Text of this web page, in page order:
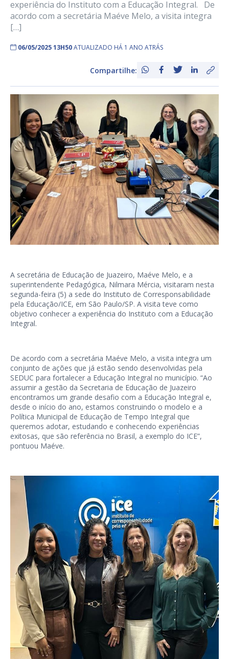
experiência do Instituto com a Educação Integral. De
acordo com a secretária Maéve Melo, a visita integra
[…]
06/05/2025 13H50ATUALIZADO HÁ 1 ANO ATRÁS
Compartilhe:
A secretária de Educação de Juazeiro, Maéve Melo, e a
superintendente Pedagógica, Nilmara Mércia, visitaram nesta
segunda-feira (5) a sede do Instituto de Corresponsabilidade
pela Educação/ICE, em São Paulo/SP. A visita teve como
objetivo conhecer a experiência do Instituto com a Educação
Integral.
De acordo com a secretária Maéve Melo, a visita integra um
conjunto de ações que já estão sendo desenvolvidas pela
SEDUC para fortalecer a Educação Integral no município. “Ao
assumir a gestão da Secretaria de Educação de Juazeiro
encontramos um grande desafio com a Educação Integral e,
desde o início do ano, estamos construindo o modelo e a
Política Municipal de Educação de Tempo Integral que
queremos adotar, estudando e conhecendo experiências
exitosas, que são referência no Brasil, a exemplo do ICE”,
pontuou Maéve.